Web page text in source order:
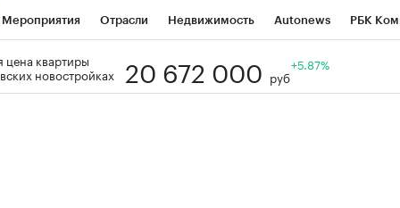
Мероприятия Отрасли Недвижимость Autonews РБК
Визионеры
цена квартиры
новостройках
20 672 000 руб
+5.87%